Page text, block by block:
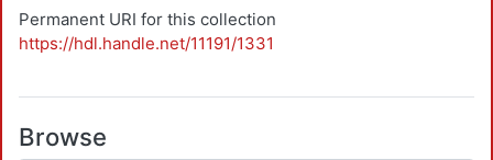
Permanent URI for this collection
https://hdl.handle.net/11191/1331
Browse